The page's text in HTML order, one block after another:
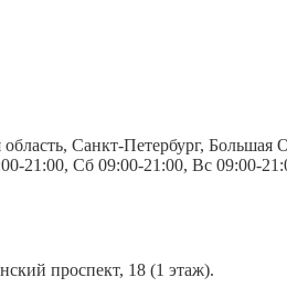
Санкт-Петербург, Большая
Сб 09:00-21:00, Вс 09:00-
проспект, 18 (1 этаж).